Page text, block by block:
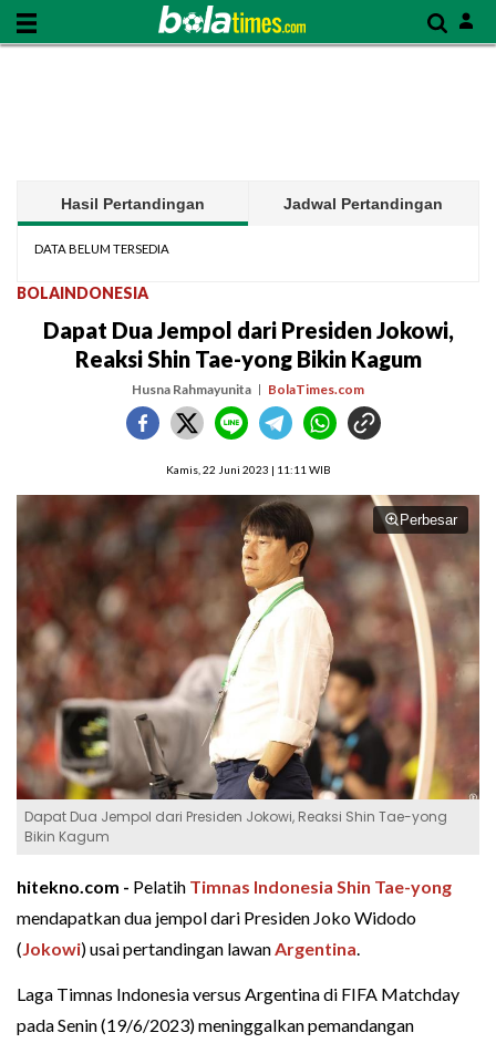
Hasil Pertandingan Jadwal Pertandingan
DATA BELUM TERSEDIA
BOLAINDONESIA
Dapat Dua Jempol dari Presiden Jokowi,
Reaksi Shin Tae-yong Bikin Kagum
Husna Rahmayunita BolaTimes.com
Kamis, 22 Juni 2023 | 11:11 WIB
Perbesar
Dapat Dua Jempol dari Presiden Jokowi, Reaksi Shin Tae-yong
Bikin Kagum
hitekno.com - Pelatih Timnas Indonesia Shin Tae-yong
mendapatkan dua jempol dari Presiden Joko Widodo
(Jokowi) usai pertandingan lawanArgentina.
Laga Timnas Indonesia versus Argentina di FIFA Matchday
pada Senin (19/6/2023) meninggalkan pemandangan